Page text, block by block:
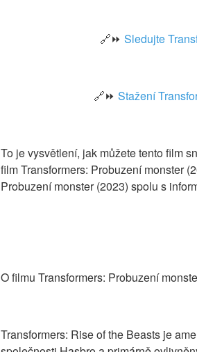
🔗⏩ Sledujte
🔗⏩ Stažení
To je vysvětlení, jak můžete tento film
film Transformers: Probuzení monster
Probuzení monster (2023) spolu s
O filmu Transformers: Probuzení
Transformers: Rise of the Beasts je